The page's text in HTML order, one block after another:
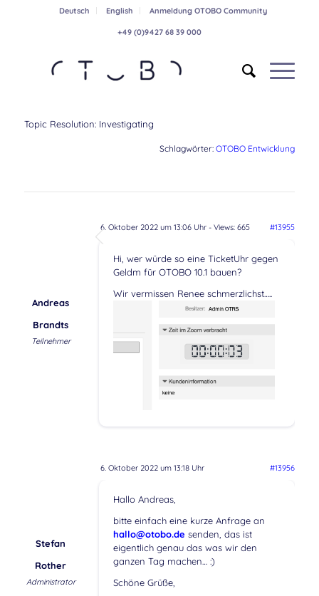
Deutsch English Anmeldung OTOBO Community
+49 (0)9427 68 39 000
Topic Resolution: Investigating
Schlagwörter:OTOBO Entwicklung
6. Oktober 2022 um 13:06 Uhr- Views: 665 #13955
Andreas
Brandts
Teilnehmer
Hi, wer würde so eine TicketUhr gegen
Geldm für OTOBO 10.1 bauen?
Wir vermissen Renee schmerzlichst…..
6. Oktober 2022 um 13:18 Uhr #13956
Stefan
Rother
Administrator
Hallo Andreas,
bitte einfach eine kurze Anfrage an
hallo@otobo.de senden, das ist
eigentlich genau das was wir den
ganzen Tag machen… :)
Schöne Grüße,